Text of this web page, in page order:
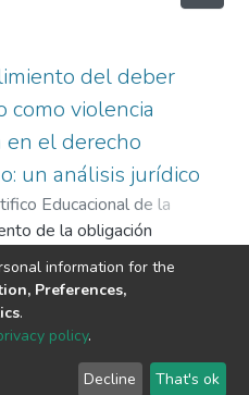
del deber
como violencia
en el derecho
un análisis jurídico
Educacional de la
, 2025-10-01)Chávez
;Motoche Ramírez,
;Herrera Herrera ,Gilda
Herminia
de la obligación
Ecuador emerge como una
económica dirigida a
dando lugar a la
la inequidad social y
ello que no solo se infringe
sino que también
information for the
Preferences,
.
policy.
Decline That's ok